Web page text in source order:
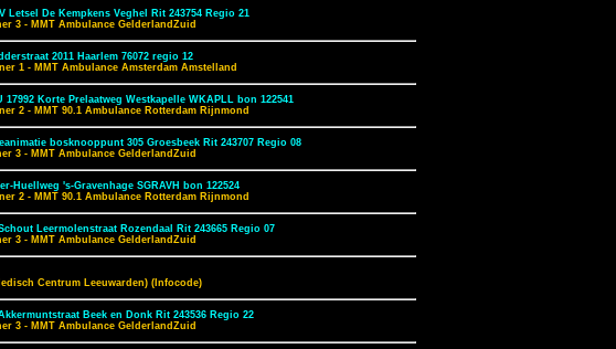
Letsel De Kempkens Veghel Rit 243754 Regio 21
3 - MMT Ambulance GelderlandZuid
2011 Haarlem 76072 regio 12
1 - MMT Ambulance Amsterdam Amstelland
17992 Korte Prelaatweg Westkapelle WKAPLL bon 122541
2 - MMT 90.1 Ambulance Rotterdam Rijnmond
bosknooppunt 305 Groesbeek Rit 243707 Regio 08
3 - MMT Ambulance GelderlandZuid
Huellweg 's-Gravenhage SGRAVH bon 122524
2 - MMT 90.1 Ambulance Rotterdam Rijnmond
Leermolenstraat Rozendaal Rit 243665 Regio 07
3 - MMT Ambulance GelderlandZuid
Centrum Leeuwarden) (Infocode)
Beek en Donk Rit 243536 Regio 22
3 - MMT Ambulance GelderlandZuid